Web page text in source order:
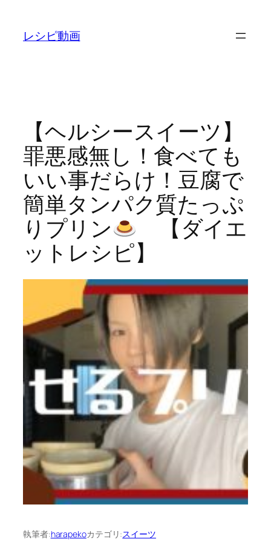
レシピ動画
【ヘルシースイーツ】
罪悪感無し！食べても
いい事だらけ！豆腐で
簡単タンパク質たっぷ
りプリン
【ダイエ
ットレシピ】
執筆者:harapekoカテゴリ:スイーツ